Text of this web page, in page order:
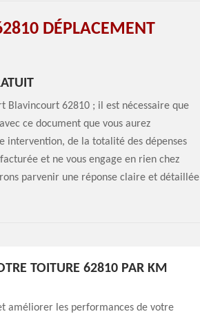
DÉPLACEMENT
Blavincourt 62810 ; il est nécessaire que
ce document que vous aurez
intervention, de la totalité des dépenses
et ne vous engage en rien chez
parvenir une réponse claire et détaillée
TOITURE 62810 PAR KM
améliorer les performances de votre